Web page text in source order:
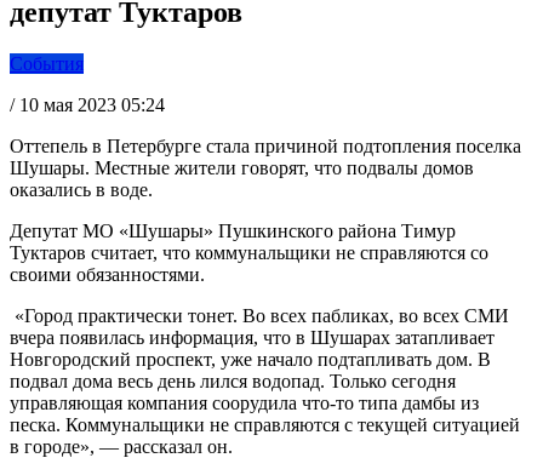
депутат Туктаров
События
/ 10 мая 2023 05:24
Оттепель в Петербурге стала причиной подтопления поселка
Шушары. Местные жители говорят, что подвалы домов
оказались в воде.
Депутат МО «Шушары» Пушкинского района Тимур
Туктаров считает, что коммунальщики не справляются со
своими обязанностями.
«Город практически тонет. Во всех пабликах, во всех СМИ
вчера появилась информация, что в Шушарах затапливает
Новгородский проспект, уже начало подтапливать дом. В
подвал дома весь день лился водопад. Только сегодня
управляющая компания соорудила что-то типа дамбы из
песка. Коммунальщики не справляются с текущей ситуацией
в городе», — рассказал он.